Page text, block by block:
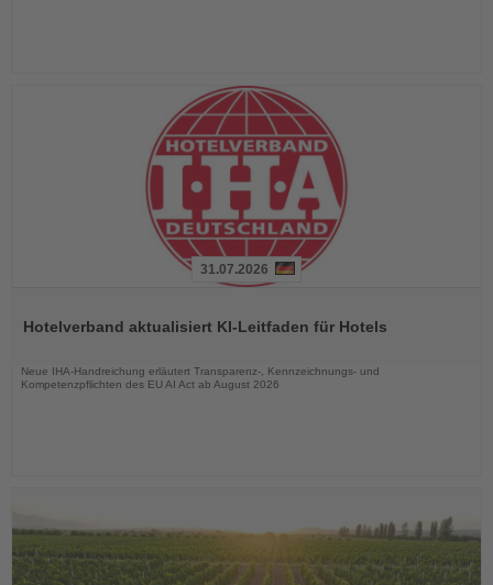
die
31.07.2026
Hotelverband aktualisiert KI-Leitfaden für Hotels
Neue IHA-Handreichung erläutert Transparenz-, Kennzeichnungs- und
Kompetenzpflichten des EU AI Act ab August 2026